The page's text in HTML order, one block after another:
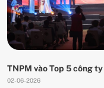
TNPM vào Top 5 công
02-06-2026